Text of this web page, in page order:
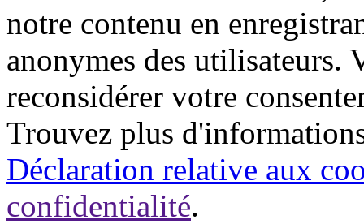
notre contenu en
anonymes des utilisateurs.
reconsidérer votre
Trouvez plus
Déclaration relative aux
confidentialité.